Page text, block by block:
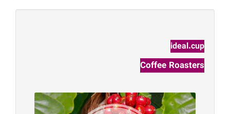
ideal.cup
Coffee Roasters